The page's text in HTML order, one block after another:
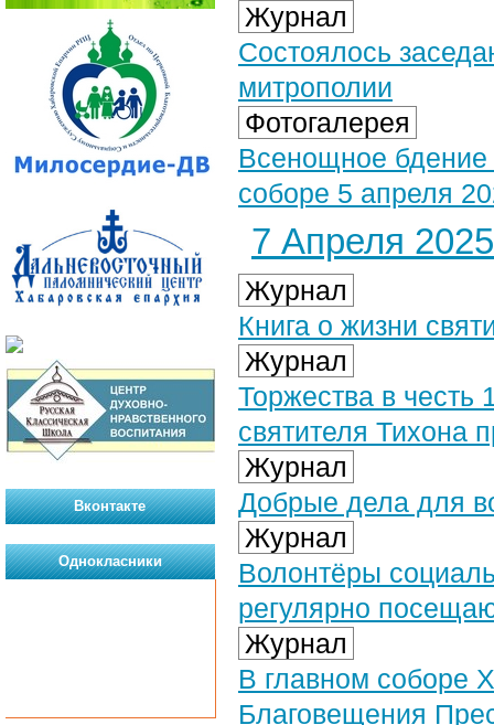
Журнал
Состоялось
митрополии
Фотогалерея
Всенощное
соборе 5 апреля
7 Апреля 2025
Журнал
Книга о жизни
Журнал
Торжества в честь
святителя Тихона
Журнал
Добрые дела для
Журнал
Волонтёры
регулярно
Журнал
В главном соборе
Благовещения
Вконтакте
Однокласники